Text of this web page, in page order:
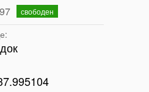
свободен